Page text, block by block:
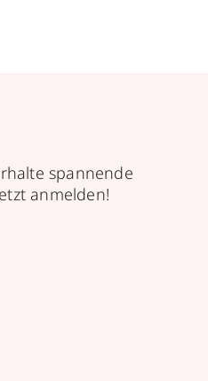
spannende
anmelden!